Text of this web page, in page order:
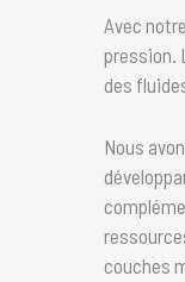
Avec
pression.
des
Nous
couches